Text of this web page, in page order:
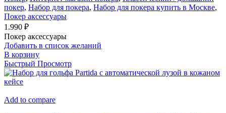
покер, Набор для покера, Набор для покера купить в Москве,
Покер аксессуары
1.990 ₽
Покер аксессуары
Добавить в список желаний
В корзину
Быстрый Просмотр
Add to compare